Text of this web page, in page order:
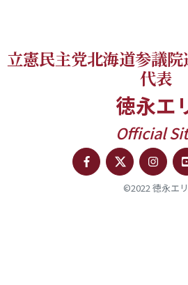
立憲民主党北海道参議
代表
徳永エ
Official
©2022 徳永エリ